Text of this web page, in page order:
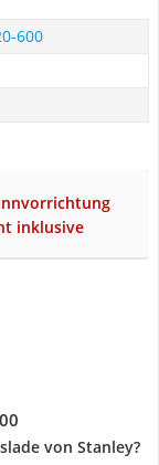
600
inklusive
von Stanley?